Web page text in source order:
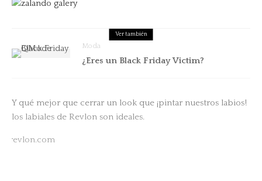
Ver también
Moda
¿Eres un Black Friday Victim?
Y qué mejor que cerrar un look que ¡pintar nuestros labios!
los labiales de Revlon son ideales.